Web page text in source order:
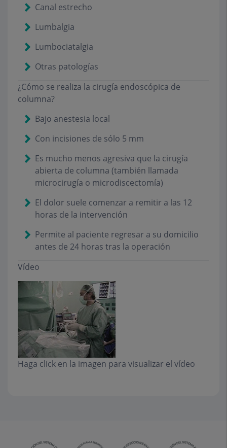
Canal estrecho
Lumbalgia
Lumbociatalgia
Otras patologías
¿Cómo se realiza la cirugía endoscópica de
columna?
Bajo anestesia local
Con incisiones de sólo 5 mm
Es mucho menos agresiva que la cirugía
abierta de columna (también llamada
microcirugía o microdiscectomía)
El dolor suele comenzar a remitir a las 12
horas de la intervención
Permite al paciente regresar a su domicilio
antes de 24 horas tras la operación
Vídeo
Haga click en la imagen para visualizar el vídeo